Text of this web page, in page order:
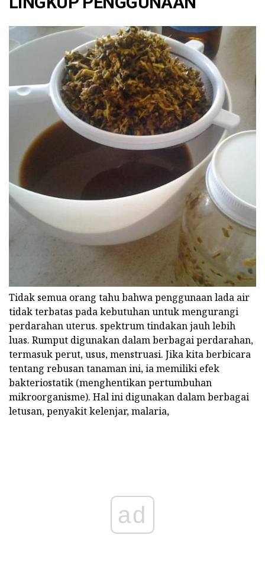
Tidak semua orang tahu bahwa penggunaan lada air
tidak terbatas pada kebutuhan untuk mengurangi
perdarahan uterus. spektrum tindakan jauh lebih
luas. Rumput digunakan dalam berbagai perdarahan,
termasuk perut, usus, menstruasi. Jika kita berbicara
tentang rebusan tanaman ini, ia memiliki efek
bakteriostatik (menghentikan pertumbuhan
mikroorganisme). Hal ini digunakan dalam berbagai
letusan, penyakit kelenjar, malaria,
ad